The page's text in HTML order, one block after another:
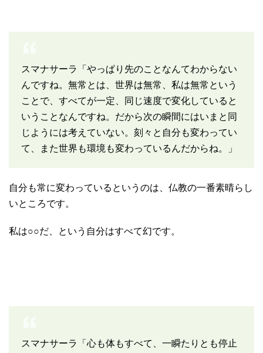
スマナサーラ「やっぱり先のことなんてわからない
んですね。無常とは、世界は無常、私は無常という
ことで、すべてが一定、同じ速度で変化していると
いうことなんですね。だから次の瞬間にはいまと同
じようには考えていない。刻々と自分も変わってい
て、また世界も環境も変わっているんだからね。」
自分も常に変わっているというのは、仏教の一番素晴らし
いところです。
私は○○だ、という自分はすべて幻です。
スマナサーラ「心も体もすべて、一瞬たりとも停止